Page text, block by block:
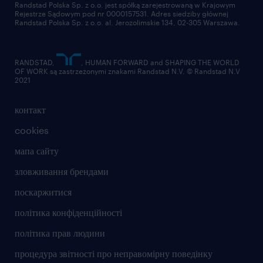
#talentcenter
контакт
cookies
мапа сайту
зловживання брендами
поскаржитися
політика конфіденційності
політика прав людини
процедура звітності про неправомірну поведінку
Randstad Polska Sp. z o.o. jest spółką zarejestrowaną w Krajowym
Rejestrze Sądowym pod nr 0000157531. Adres siedziby głównej
Randstad Polska Sp. z o.o. al. Jerozolimskie 134, 02-305 Warszawa.
RANDSTAD,
, HUMAN FORWARD and SHAPING THE WORLD
OF WORK są zastrzeżonymi znakami Randstad N.V. © Randstad N.V
2021